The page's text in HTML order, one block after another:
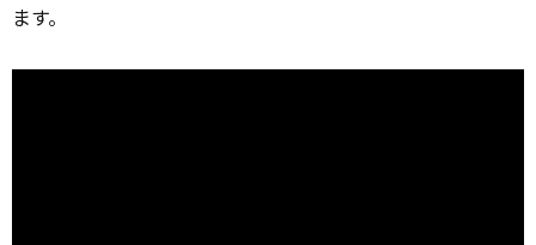
ます。